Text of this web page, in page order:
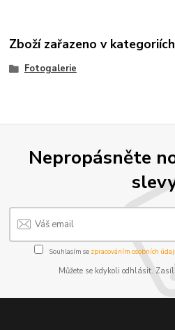
Zboží zařazeno v kategoriích
Fotogalerie
Nepropásněte
Souhlasím se zpracováním osobních
Můžete se kdykoli odhlásit.